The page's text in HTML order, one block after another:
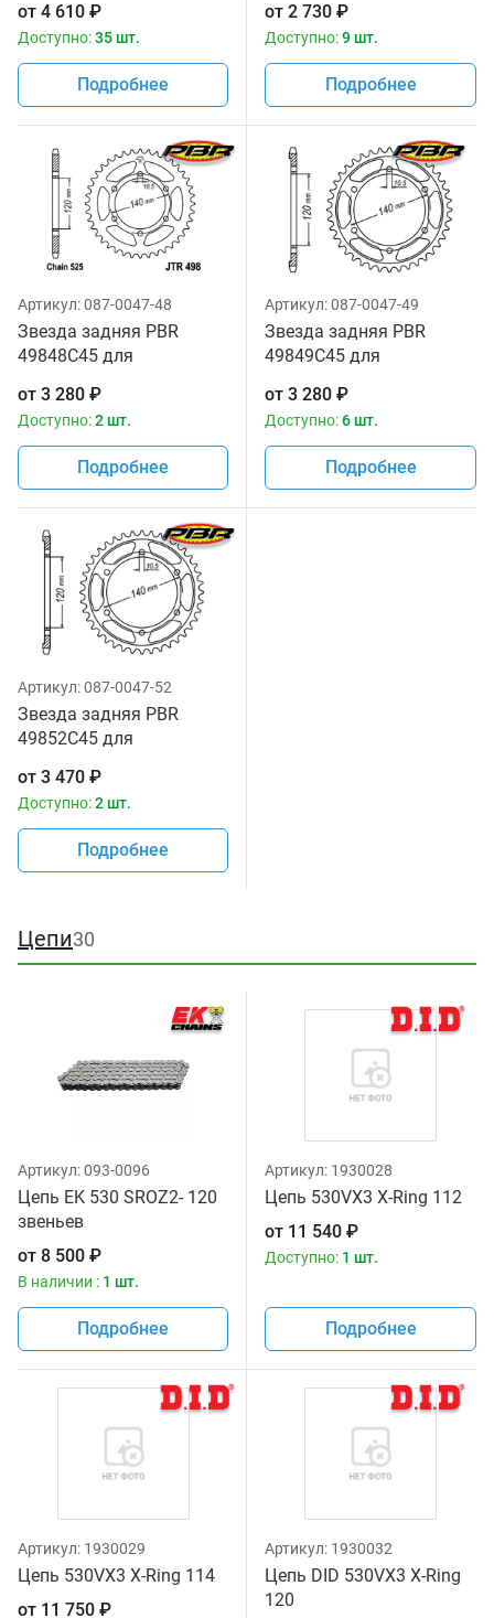
от 4 610 ₽
Доступно:35 шт.
Подробнее
от 2 730 ₽
Доступно:9 шт.
Подробнее
Артикул:087-0047-48
Звезда задняя PBR
49848C45 для
от 3 280 ₽
Доступно:2 шт.
Подробнее
Артикул:087-0047-49
Звезда задняя PBR
49849C45 для
от 3 280 ₽
Доступно:6 шт.
Подробнее
Артикул:087-0047-52
Звезда задняя PBR
49852C45 для
от 3 470 ₽
Доступно:2 шт.
Подробнее
Цепи30
Артикул:093-0096
Цепь EK 530 SROZ2- 120
звеньев
от 8 500 ₽
В наличии : 1 шт.
Подробнее
Артикул: 1930028
Цепь 530VX3 X-Ring 112
от 11 540 ₽
Доступно: 1 шт.
Подробнее
Артикул: 1930029
Цепь 530VX3 X-Ring 114
от 11 750 ₽
Артикул: 1930032
Цепь DID 530VX3 X-Ring
120